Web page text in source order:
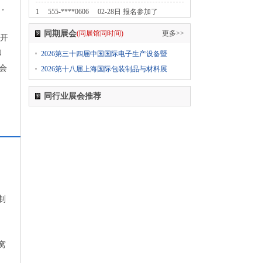
1 555-****0606
02-28日 报名参加了
2024第七届中国无人零售大会
2024中国国际纺织面料及辅料（春夏）博览会
555-****0606
02-28日 报名参加了
2024上海国际日用百货商品（春季）博览会
CCF
同期展会(同展馆同时间) 更多>>
2026第三十四届中国国际电子生产设备暨
2026第十八届上海国际包装制品与材料展
同行业展会推荐